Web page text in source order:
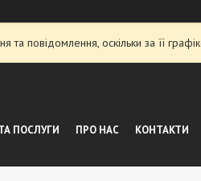
повідомлення, оскільки за її
ПОСЛУГИ ПРО НАС КОНТАКТИ